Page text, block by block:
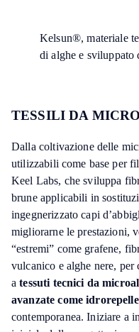
Kelsun®, materiale
di alghe e
TESSILI DA
Dalla coltivazione delle
utilizzabili come base per
Keel Labs, che sviluppa
brune applicabili in
ingegnerizzato capi
migliorarne le prestazioni,
“estremi” come grafene,
vulcanico e alghe nere, per
atessuti tecnici da
avanzate come
contemporanea. Iniziare a